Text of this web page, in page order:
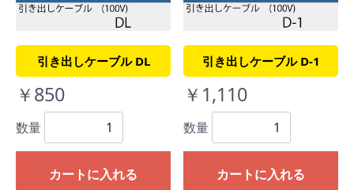
引き出しケーブル DL
￥850
数量
カートに入れる
引き出しケーブル D-1
￥1,110
数量
カートに入れる